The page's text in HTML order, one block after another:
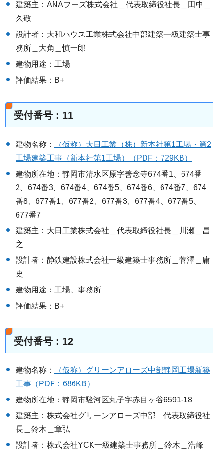
建築主：ANAフーズ株式会社＿代表取締役社長＿田中＿
久敬
設計者：大和ハウス工業株式会社中部建築一級建築士事
務所＿大角＿慎一郎
建物用途：工場
評価結果：B+
受付番号：11
建物名称：
（仮称）大日工業（株）新本社第1工場・第2
工場建築工事（新本社第1工場）（PDF：729KB）
建物所在地：静岡市清水区原字善念寺674番1、674番
2、674番3、674番4、674番5、674番6、674番7、674
番8、677番1、677番2、677番3、677番4、677番5、
677番7
建築主：大日工業株式会社＿代表取締役社長＿川瀬＿昌
之
設計者：静鉄建設株式会社一級建築士事務所＿菅澤＿庸
史
建物用途：工場、事務所
評価結果：B+
受付番号：12
建物名称：
（仮称）グリーンアローズ中部静岡工場新築
工事（PDF：686KB）
建物所在地：静岡市駿河区丸子字赤目ヶ谷6591-18
建築主：株式会社グリーンアローズ中部＿代表取締役社
長＿鈴木＿章弘
設計者：株式会社YCK一級建築士事務所＿鈴木＿浩峰